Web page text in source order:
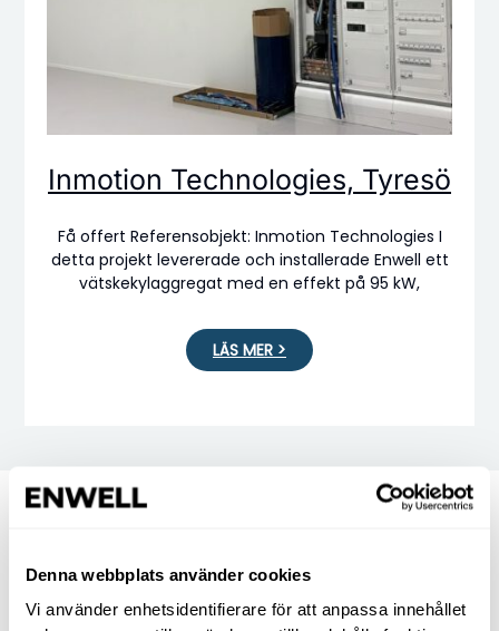
Denna webbplats använder cookies
Vi använder enhetsidentifierare för att anpassa innehållet
Inmotion Technologies, Tyresö
Få offert Referensobjekt: Inmotion Technologies I
detta projekt levererade och installerade Enwell ett
vätskekylaggregat med en effekt på 95 kW,
LÄS MER >